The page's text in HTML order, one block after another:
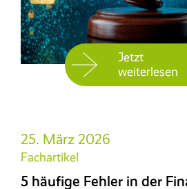
Jetzt
weiterlesen
25. März 2026
Fachartikel
5 häufige Fehler in der